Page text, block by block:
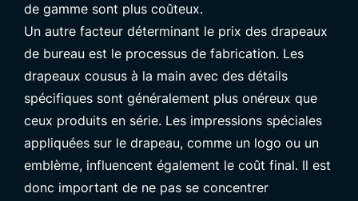
de gamme sont plus coûteux.
Un autre facteur déterminant le prix des drapeaux
de bureau est le processus de fabrication. Les
drapeaux cousus à la main avec des détails
spécifiques sont généralement plus onéreux que
ceux produits en série. Les impressions spéciales
appliquées sur le drapeau, comme un logo ou un
emblème, influencent également le coût final. Il est
donc important de ne pas se concentrer